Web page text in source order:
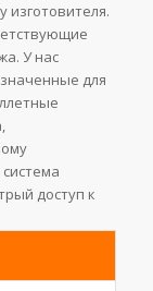
изготовителя.
У нас
для
доступ к